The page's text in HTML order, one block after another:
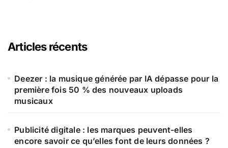
Articles récents
Deezer : la musique générée par IA dépasse pour la
première fois 50 % des nouveaux uploads
musicaux
Publicité digitale : les marques peuvent-elles
encore savoir ce qu’elles font de leurs données ?